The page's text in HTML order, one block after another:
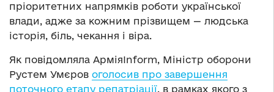
пріоритетних напрямків роботи української
влади, адже за кожним прізвищем — людська
історія, біль, чекання і віра.
Як повідомляла АрміяInform, Міністр оборони
Рустем Умєров оголосив про завершення
поточного етапу репатріації, в рамках якого з